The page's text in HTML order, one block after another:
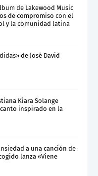
de Lakewood Music
de compromiso con el
y la comunidad latina
de José David
Kiara Solange
inspirado en la
a una canción de
lanza «Viene